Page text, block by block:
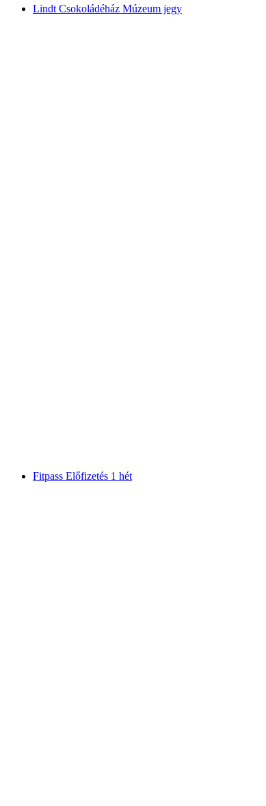
Lindt Csokoládéház Múzeum jegy
Fitpass Előfizetés 1 hét